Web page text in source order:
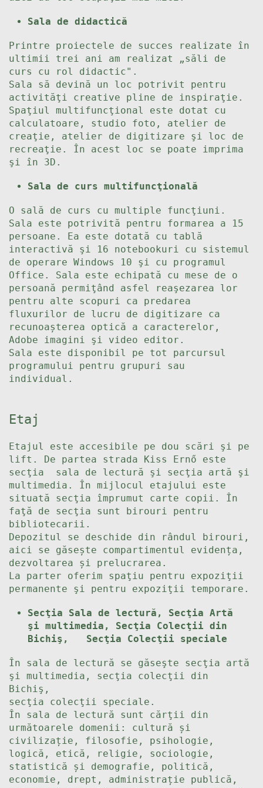
Sala de didactică
Printre proiectele de succes realizate în
ultimii trei ani am realizat „săli de
curs cu rol didactic".
Sala să devină un loc potrivit pentru
activităţi creative pline de inspiraţie.
Spaţiul multifuncţional este dotat cu
calculatoare, studio foto, atelier de
creaţie, atelier de digitizare şi loc de
recreaţie. În acest loc se poate imprima
şi în 3D.
Sala de curs multifuncţională
O sală de curs cu multiple funcţiuni.
Sala este potrivită pentru formarea a 15
persoane. Ea este dotată cu tablă
interactivă şi 16 notebookuri cu sistemul
de operare Windows 10 şi cu programul
Office. Sala este echipată cu mese de o
persoană permiţând asfel reaşezarea lor
pentru alte scopuri ca predarea
fluxurilor de lucru de digitizare ca
recunoașterea optică a caracterelor,
Adobe imagini şi video editor.
Sala este disponibil pe tot parcursul
programului pentru grupuri sau
individual.
Etaj
Etajul este accesibile pe dou scări şi pe
lift. De partea strada Kiss Ernő este
secţia sala de lectură şi secţia artă şi
multimedia. În mijlocul etajului este
situată secţia împrumut carte copii. În
faţă de secţia sunt birouri pentru
bibliotecarii.
Depozitul se deschide din rândul birouri,
aici se găsește compartimentul evidența,
dezvoltarea și prelucrarea.
La parter oferim spaţiu pentru expoziţii
permanente şi pentru expoziţii temporare.
Secţia Sala de lectură, Secţia Artă
şi multimedia, Secţia Colecţii din
Bichiş, Secţia Colecţii speciale
În sala de lectură se găseşte secţia artă
şi multimedia, secţia colecţii din
Bichiş,
secţia colecţii speciale.
În sala de lectură sunt cărţii din
următoarele domenii: cultură și
civilizație, filosofie, psihologie,
logică, etică, religie, sociologie,
statistică și demografie, politică,
economie, drept, administrație publică,